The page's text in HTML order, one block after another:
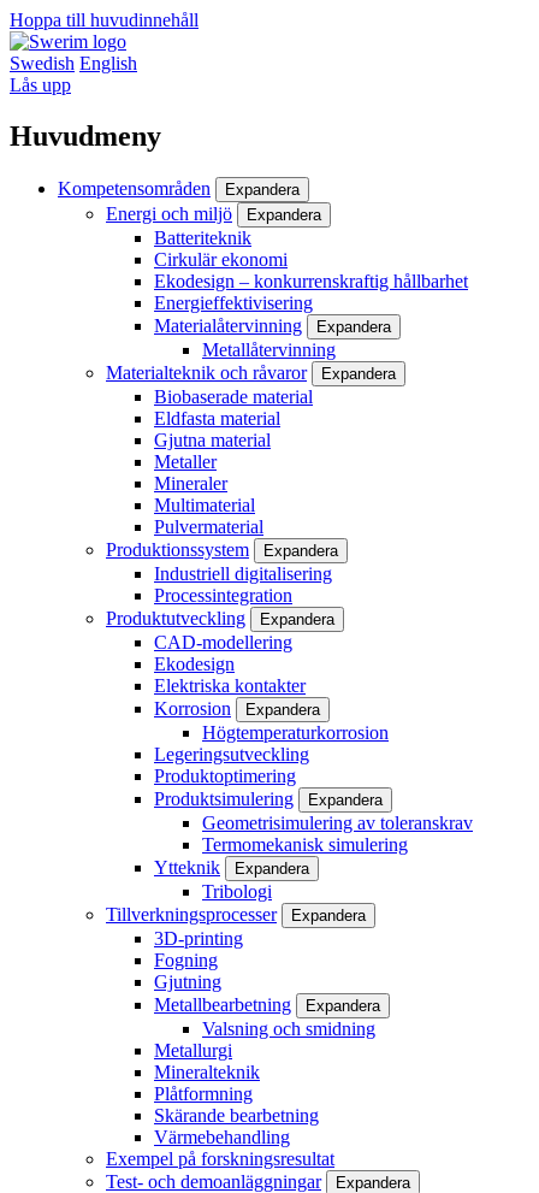
Hoppa till huvudinnehåll
Swedish English
Lås upp
Huvudmeny
Kompetensområden Expandera
Energi och miljö Expandera
Batteriteknik
Cirkulär ekonomi
Ekodesign – konkurrenskraftig hållbarhet
Energieffektivisering
Materialåtervinning
Expandera
Metallåtervinning
Materialteknik och råvaror
Expandera
Biobaserade material
Eldfasta material
Gjutna material
Metaller
Mineraler
Multimaterial
Pulvermaterial
Produktionssystem
Expandera
Industriell digitalisering
Processintegration
Produktutveckling
Expandera
CAD-modellering
Ekodesign
Elektriska kontakter
Korrosion
Expandera
Högtemperaturkorrosion
Legeringsutveckling
Produktoptimering
Produktsimulering
Expandera
Geometrisimulering av toleranskrav
Termomekanisk simulering
Ytteknik
Expandera
Tribologi
Tillverkningsprocesser
Expandera
3D-printing
Fogning
Gjutning
Metallbearbetning
Expandera
Valsning och smidning
Metallurgi
Mineralteknik
Plåtformning
Skärande bearbetning
Värmebehandling
Exempel på forskningsresultat
Test- och demoanläggningar
Expandera